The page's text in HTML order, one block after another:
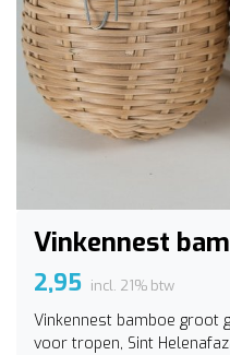
Vinkennest
2,95 incl. 21% btw
Vinkennest bamboe groot
voor tropen, Sint